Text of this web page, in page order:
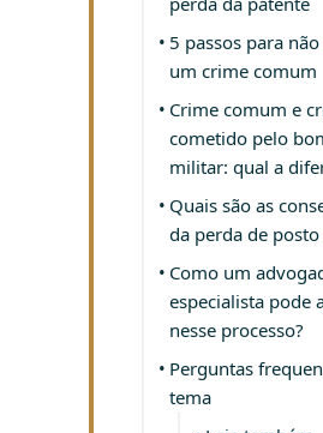
5 passos para
um crime comum
Crime comum e
cometido pelo
militar: qual a
Quais são as
da perda de posto
Como um
especialista pode
nesse processo?
Perguntas
tema